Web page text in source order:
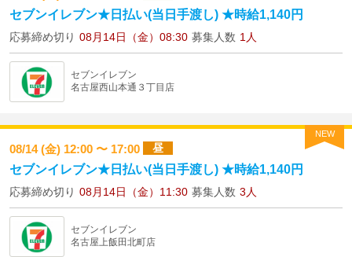
セブンイレブン★日払い(当日手渡し) ★時給1,140円
応募締め切り 08月14日（金）08:30 募集人数 1人
セブンイレブン
名古屋西山本通３丁目店
NEW
08/14 (金) 12:00 〜 17:00 昼
セブンイレブン★日払い(当日手渡し) ★時給1,140円
応募締め切り 08月14日（金）11:30 募集人数 3人
セブンイレブン
名古屋上飯田北町店